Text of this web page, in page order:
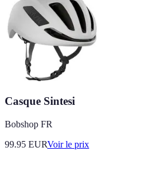
Casque Sintesi
Bobshop FR
99.95 EURVoir le prix